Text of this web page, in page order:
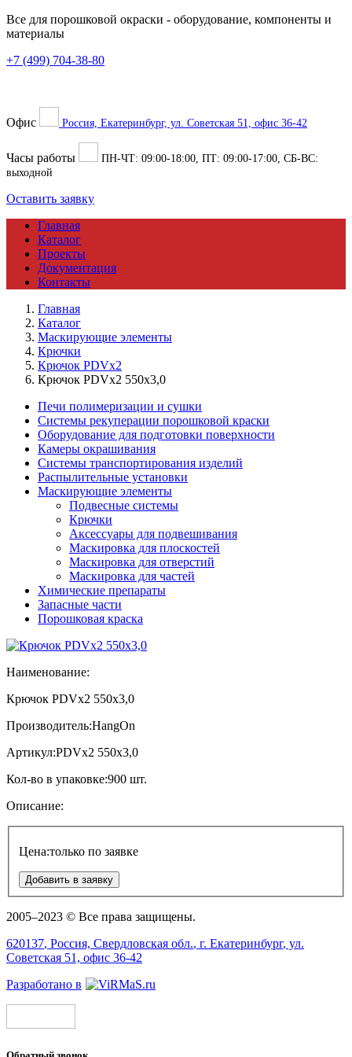
Все для порошковой окраски - оборудование, компоненты и
материалы
+7 (499) 704-38-80
Офис Россия, Екатеринбург, ул. Советская 51, офис 36-42
Часы работы ПН-ЧТ: 09:00-18:00 , ПТ: 09:00-17:00 , СБ-ВС:
выходной
Оставить заявку
Главная
Каталог
Проекты
Документация
Контакты
Главная
Каталог
Маскирующие элементы
Крючки
Крючок PDVx2
Крючок PDVx2 550x3,0
Печи полимеризации и сушки
Системы рекуперации порошковой краски
Оборудование для подготовки поверхности
Камеры окрашивания
Системы транспортирования изделий
Распылительные установки
Маскирующие элементы
Подвесные системы
Крючки
Аксессуары для подвешивания
Маскировка для плоскостей
Маскировка для отверстий
Маскировка для частей
Химические препараты
Запасные части
Порошковая краска
Наименование:
Крючок PDVx2 550x3,0
Производитель:HangOn
Артикул:PDVx2 550x3,0
Кол-во в упаковке:900 шт.
Описание:
Цена:только по заявке
Добавить в заявку
2005–2023 © Все права защищены.
620137, Россия, Свердловская обл., г. Екатеринбург, ул.
Советская 51, офис 36-42
Разработано в